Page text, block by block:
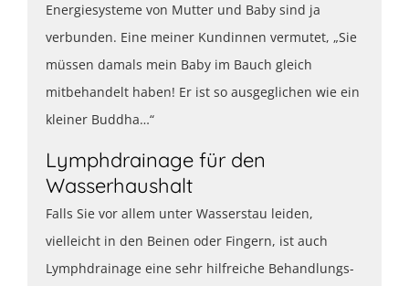
Energiesysteme von Mutter und Baby sind ja
verbunden. Eine meiner Kundinnen vermutet, „Sie
müssen damals mein Baby im Bauch gleich
mitbehandelt haben! Er ist so ausgeglichen wie ein
kleiner Buddha…“
Lymphdrainage für den
Wasserhaushalt
Falls Sie vor allem unter Wasserstau leiden,
vielleicht in den Beinen oder Fingern, ist auch
Lymphdrainage eine sehr hilfreiche Behandlungs-